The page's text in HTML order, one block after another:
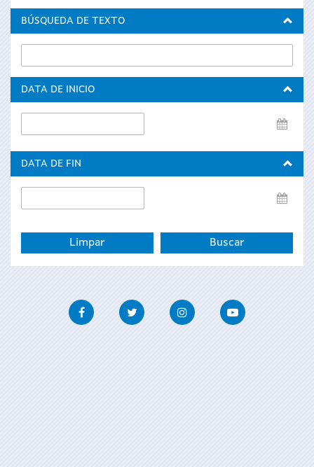
BÚSQUEDA DE TEXTO
DATA DE INICIO
de
DATA DE FIN
de
FacebookTwitter InstagramYoutube